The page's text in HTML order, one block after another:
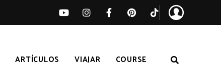
ARTÍCULOS VIAJAR COURSE